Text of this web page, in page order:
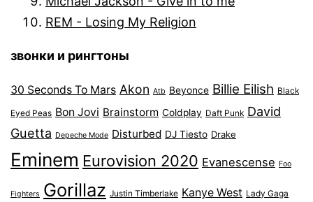
REM - Losing My Religion
звонки и рингтоны
30 Seconds To Mars Akon Atb Beyonce Billie Eilish Black
Eyed Peas Bon Jovi Brainstorm Coldplay Daft Punk David
Guetta Depeche Mode Disturbed DJ Tiesto Drake
Eminem Eurovision 2020 Evanescense Foo
Fighters Gorillaz Justin Timberlake Kanye West Lady Gaga